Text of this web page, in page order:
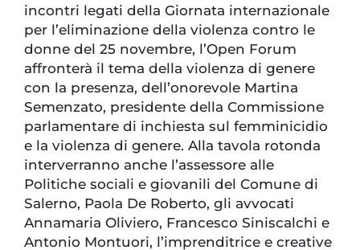
incontri legati della Giornata internazionale
per l’eliminazione della violenza contro le
donne del 25 novembre, l’Open Forum
affronterà il tema della violenza di genere
con la presenza, dell’onorevole Martina
Semenzato, presidente della Commissione
parlamentare di inchiesta sul femminicidio
e la violenza di genere. Alla tavola rotonda
interverranno anche l’assessore alle
Politiche sociali e giovanili del Comune di
Salerno, Paola De Roberto, gli avvocati
Annamaria Oliviero, Francesco Siniscalchi e
Antonio Montuori, l’imprenditrice e creative